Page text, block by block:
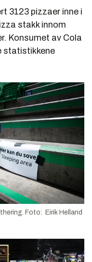
3123 pizzaer inne i
stakk innom
Konsumet av Cola
statistikkene
Foto: Eirik Helland